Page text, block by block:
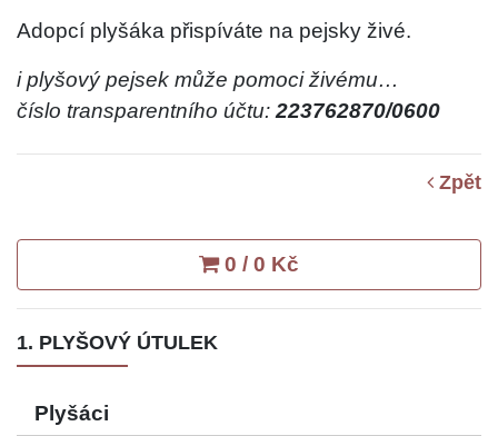
Adopcí plyšáka přispíváte na pejsky živé.
i plyšový pejsek může pomoci živému…
číslo transparentního účtu:223762870/0600
Zpět
0 / 0 Kč
1. PLYŠOVÝ ÚTULEK
Plyšáci